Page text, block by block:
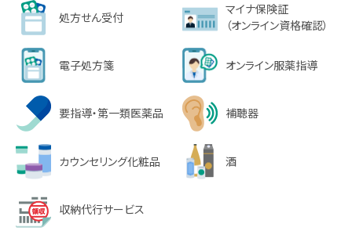
処方せん受付
マイナ保険証
（オンライン資格確認）
電子処方箋 オンライン服薬指導
要指導・第一類医薬品 補聴器
カウンセリング化粧品 酒
収納代行サービス